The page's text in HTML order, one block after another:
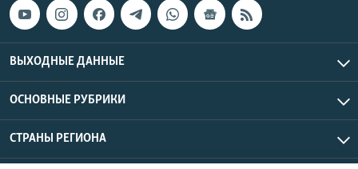
ВЫХОДНЫЕ ДАННЫЕ
ОСНОВНЫЕ РУБРИКИ
СТРАНЫ РЕГИОНА